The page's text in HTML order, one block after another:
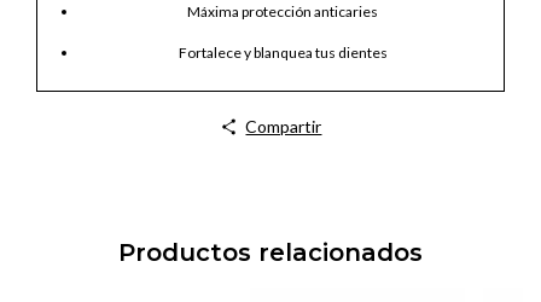
Máxima protección anticaries
Fortalece y blanquea tus dientes
Compartir
Productos relacionados